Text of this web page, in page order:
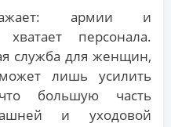
армии и
персонала.
служба для женщин,
лишь усилить
большую часть
и уходовой